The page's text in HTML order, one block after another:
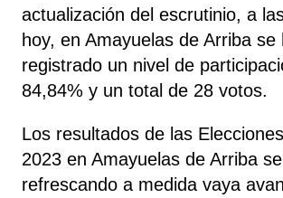
actualización del escrutinio, a
hoy, en Amayuelas de Arriba se
registrado un nivel de
84,84% y un total de 28 votos.
Los resultados de las
2023 en Amayuelas de Arriba
refrescando a medida vaya